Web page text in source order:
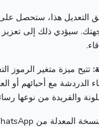
التعديل هذا، ستحصل
سيؤدي ذلك إلى تعزيز
تتيح ميزة متغير الرموز
الدردشة مع أحبائهم أو
والفريدة من نوعها